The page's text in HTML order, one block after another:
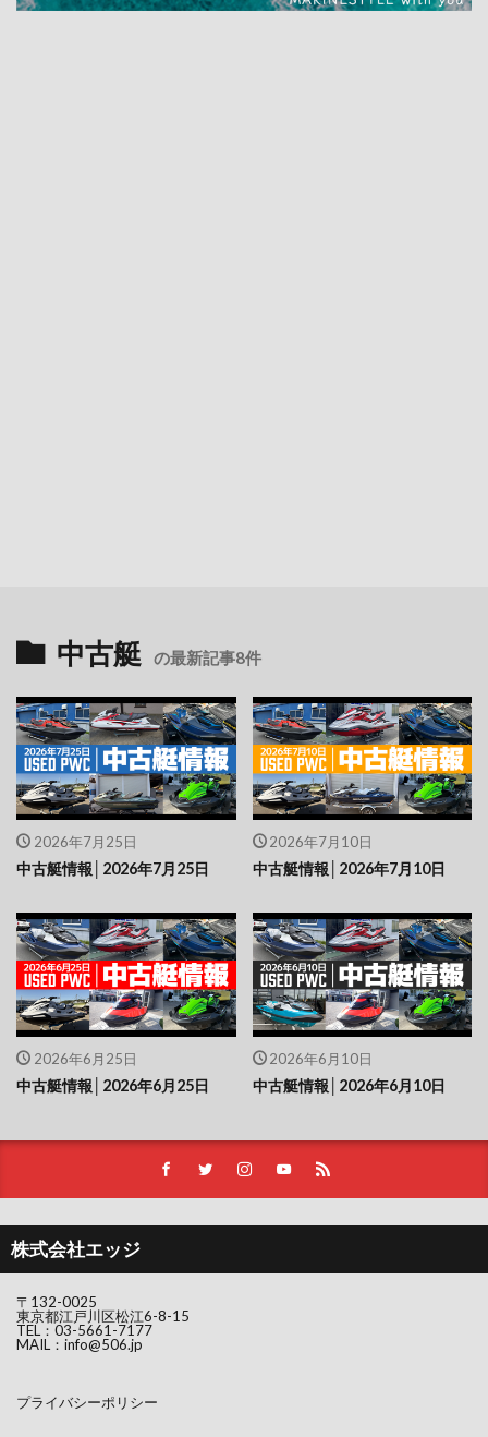
中古艇 の最新記事8件
2026年7月25日
中古艇情報│2026年7月25日
2026年7月10日
中古艇情報│2026年7月10日
2026年6月25日
中古艇情報│2026年6月25日
2026年6月10日
中古艇情報│2026年6月10日
株式会社エッジ
〒132-0025
東京都江戸川区松江6-8-15
TEL： 03-5661-7177
MAIL： info@506.jp
プライバシーポリシー